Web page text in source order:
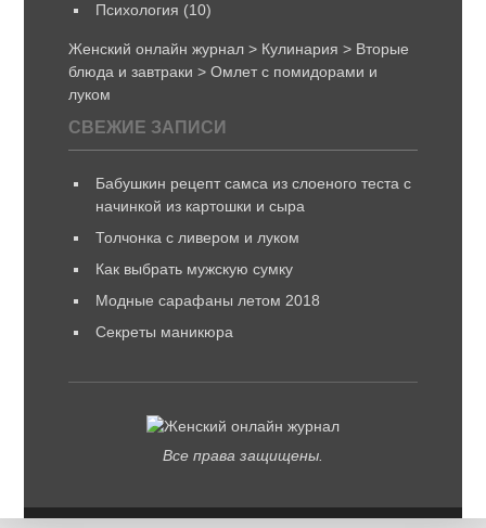
Психология (10)
Женский онлайн журнал> Кулинария > Вторые
блюда и завтраки > Омлет с помидорами и
луком
СВЕЖИЕ ЗАПИСИ
Бабушкин рецепт самса из слоеного теста с
начинкой из картошки и сыра
Толчонка с ливером и луком
Как выбрать мужскую сумку
Модные сарафаны летом 2018
Секреты маникюра
Все права защищены.